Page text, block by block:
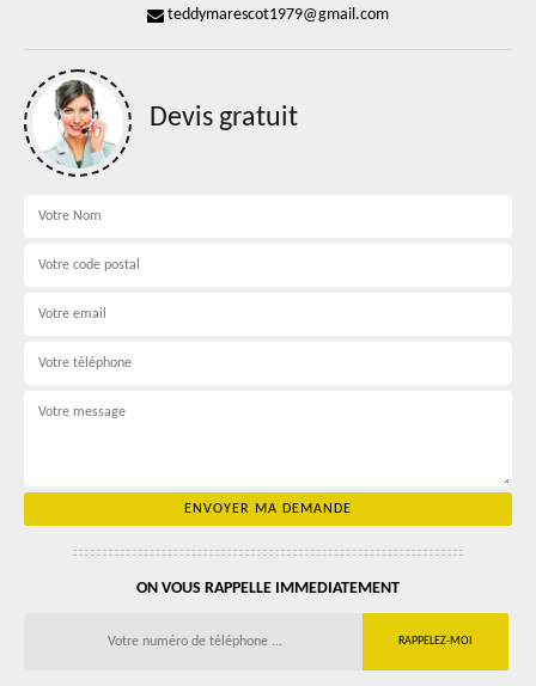
teddymarescot1979@gmail.com
Devis gratuit
ON VOUS RAPPELLE IMMEDIATEMENT